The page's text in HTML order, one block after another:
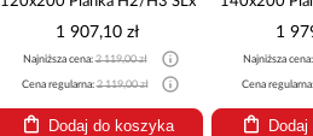
1 907,10 zł
Najniższa cena:2 119,00 zł
Cena regularna:2 119,00 zł
Dodaj do koszyka
1
Najniższa
Cena